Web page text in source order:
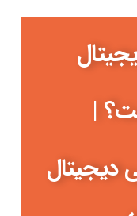
|
دیجیتال